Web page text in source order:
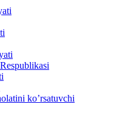
ko’rsatuvchi